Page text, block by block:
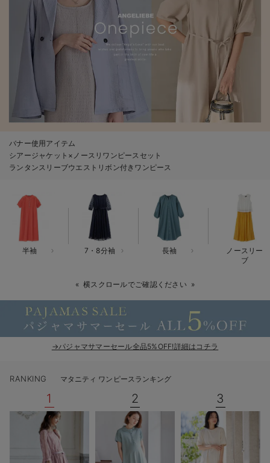
産後 ガードル インナー
マタニティ 腹巻き
Tシャツブラ
ブラトップ
親子セット
快適機能ウェア特集 トップス
快適機能ウェア特集 ボトムス
erbaviva（エルバビーバ）
ハレの日に着るANGELIEBEのセレモニー
買って正解！高評価レビューアイテム
冬に可愛いニットがお得！
親子コーデ｜ママとベビーにおすすめ！
便利な育児家電
Gift Selection 出産祝い
保育園・入園準備特集
ファルスカ
デロンギ
入院準備の持ち物チェック
ベビー
セットアップ派
フォーマル / オケー
あったかアイテム｜
もらって嬉しいギフト
かわいくておもしろ
何枚あっても嬉しい
長く使えるアイテム
あったか度◎
裏起毛素材
バナー使用アイテム
シアージャケット×ノースリワンピースセット
ランタンスリーブウエストリボン付きワンピース
半袖 7・8分袖 長袖
ノースリー
ブ
横スクロールでご確認ください
→パジャマサマーセール全品5%OFF!詳細はコチラ
RANKING マタニティ ワンピースランキング
1 2 3